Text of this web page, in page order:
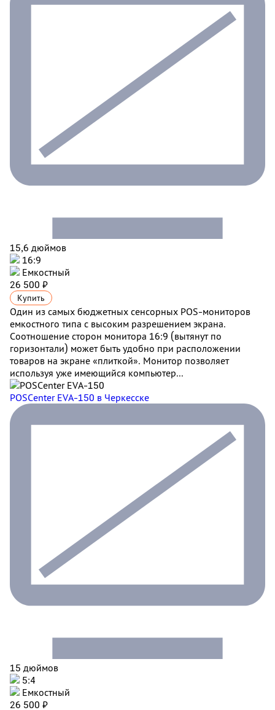
15,6 дюймов
16:9
Емкостный
26 500 ₽
Купить
Один из самых бюджетных сенсорных POS-мониторов
емкостного типа с высоким разрешением экрана.
Соотношение сторон монитора 16:9 (вытянут по
горизонтали) может быть удобно при расположении
товаров на экране «плиткой». Монитор позволяет
используя уже имеющийся компьютер...
POSCenter EVA-150 в Черкесске
15 дюймов
5:4
Емкостный
26 500 ₽